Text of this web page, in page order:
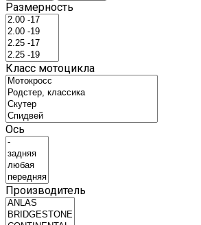
Размерность
Класс мотоцикла
Ось
Производитель